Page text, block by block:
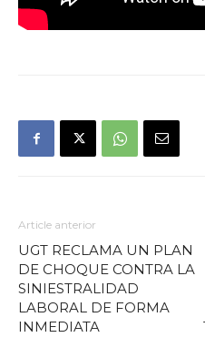
Article anterior
UGT RECLAMA UN PLAN
DE CHOQUE CONTRA LA
SINIESTRALIDAD
LABORAL DE FORMA
INMEDIATA